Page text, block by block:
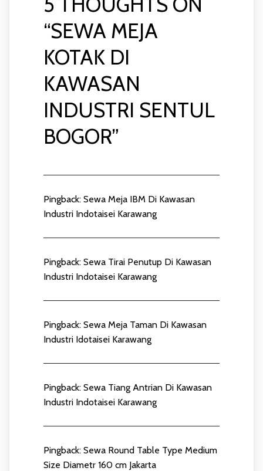
“SEWA MEJA
KOTAK DI
KAWASAN
INDUSTRI SENTUL
BOGOR”
Pingback:Sewa Meja IBM Di Kawasan
Industri Indotaisei Karawang
Pingback:Sewa Tirai Penutup Di Kawasan
Industri Indotaisei Karawang
Pingback:Sewa Meja Taman Di Kawasan
Industri Idotaisei Karawang
Pingback:Sewa Tiang Antrian Di Kawasan
Industri Indotaisei Karawang
Pingback:Sewa Round Table Type Medium
Size Diametr 160 cm Jakarta